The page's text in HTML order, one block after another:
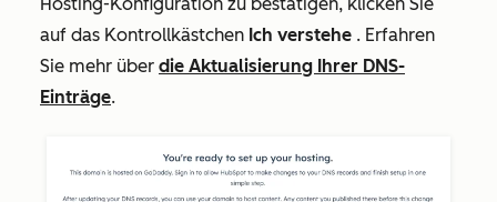
auf das Kontrollkästchen Ich verstehe . Erfahren
Sie mehr über die Aktualisierung Ihrer DNS-
Einträge.